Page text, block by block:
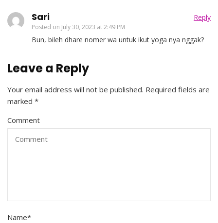
Sari
Posted on July 30, 2023 at 2:49 PM
Reply
Bun, bileh dhare nomer wa untuk ikut yoga nya nggak?
Leave a Reply
Your email address will not be published. Required fields are
marked *
Comment
Name*